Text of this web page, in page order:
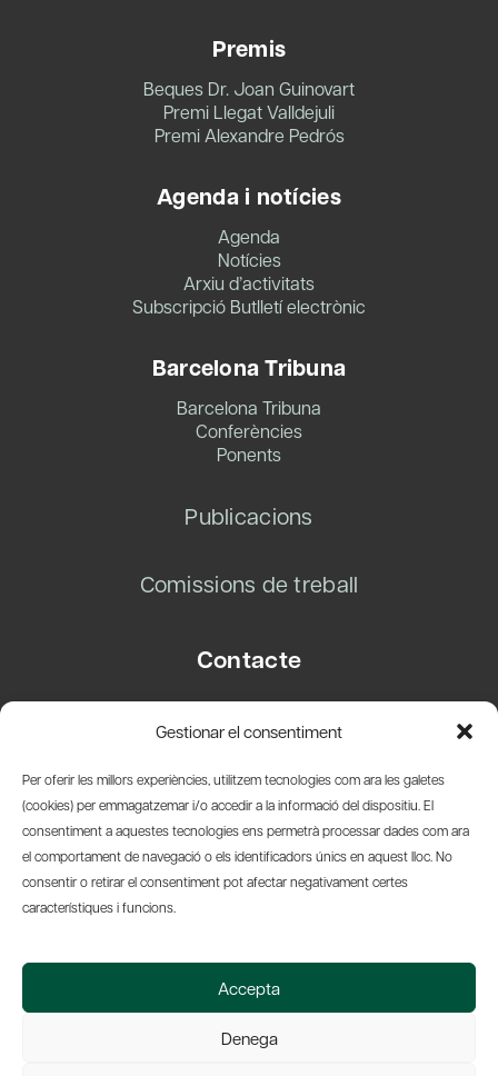
Gestionar el consentiment
Per oferir les millors experiències, utilitzem tecnologies com ara les galetes
(cookies) per emmagatzemar i/o accedir a la informació del dispositiu. El
consentiment a aquestes tecnologies ens permetrà processar dades com ara
el comportament de navegació o els identificadors únics en aquest lloc. No
consentir o retirar el consentiment pot afectar negativament certes
característiques i funcions.
Accepta
Denega
Premis
Beques Dr. Joan Guinovart
Premi Llegat Valldejuli
Premi Alexandre Pedrós
Agenda i notícies
Agenda
Notícies
Arxiu d’activitats
Subscripció Butlletí electrònic
Barcelona Tribuna
Barcelona Tribuna
Conferències
Ponents
Publicacions
Comissions de treball
Contacte
08003 Barcelona
info@amicsdelpais.com
Suscripció Newsletter
© 2026 Societat Econòmica Barcelonesa d'Amics del País
Web by Ideamatic